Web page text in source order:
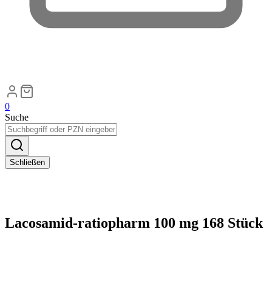
0
Suche
Schließen
Lacosamid-ratiopharm 100 mg 168 Stück